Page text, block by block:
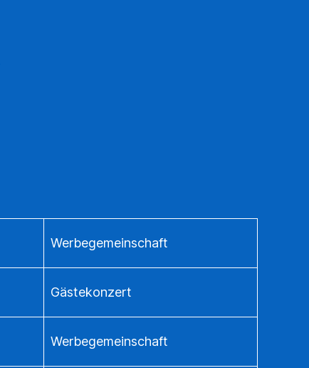
Werbegemeinschaft
Gästekonzert
Werbegemeinschaft